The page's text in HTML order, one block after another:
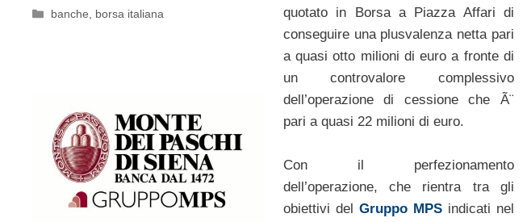
Categorie
banche, borsa italiana
quotato in Borsa a Piazza Affari di
conseguire una plusvalenza netta pari
a quasi otto milioni di euro a fronte di
un controvalore complessivo
dell’operazione di cessione che Ã¨
pari a quasi 22 milioni di euro.
Con il perfezionamento
dell’operazione, che rientra tra gli
obiettivi del Gruppo MPSindicati nel